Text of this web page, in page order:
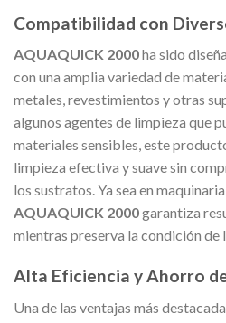
Compatibilidad con
AQUAQUICK 2000ha sido
con una amplia variedad de
metales, revestimientos y otras
algunos agentes de limpieza que
materiales sensibles, este
limpieza efectiva y suave sin
los sustratos. Ya sea en
AQUAQUICK 2000garantiza
mientras preserva la condición
Alta Eficiencia y Ahorro
Una de las ventajas más